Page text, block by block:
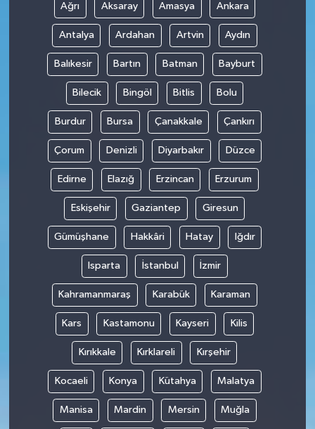
Ağrı Aksaray Amasya Ankara
Antalya Ardahan Artvin Aydın
Balıkesir Bartın Batman Bayburt
Bilecik Bingöl Bitlis Bolu
Burdur Bursa Çanakkale Çankırı
Çorum Denizli Diyarbakır Düzce
Edirne Elazığ Erzincan Erzurum
Eskişehir Gaziantep Giresun
Gümüşhane Hakkâri Hatay Iğdır
Isparta İstanbul İzmir
Kahramanmaraş Karabük Karaman
Kars Kastamonu Kayseri Kilis
Kırıkkale Kırklareli Kırşehir
Kocaeli Konya Kütahya Malatya
Manisa Mardin Mersin Muğla